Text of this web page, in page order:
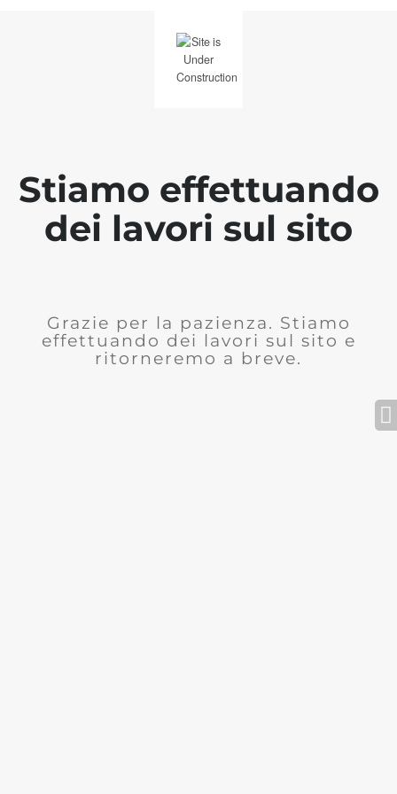
Stiamo effettuando
dei lavori sul sito
Grazie per la pazienza. Stiamo
effettuando dei lavori sul sito e
ritorneremo a breve.